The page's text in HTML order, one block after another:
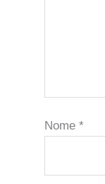
Nome *